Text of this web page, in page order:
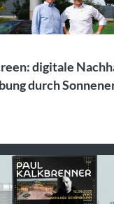
digitale
durch